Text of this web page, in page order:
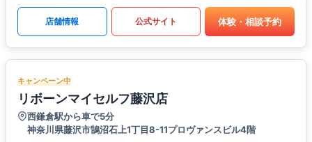
店舗情報 公式サイト 体験・相談予約
キャンペーン中
リボーンマイセルフ藤沢店
西鎌倉駅から車で5分
神奈川県藤沢市鵠沼石上1丁目8-11プロヴァンスビル4階